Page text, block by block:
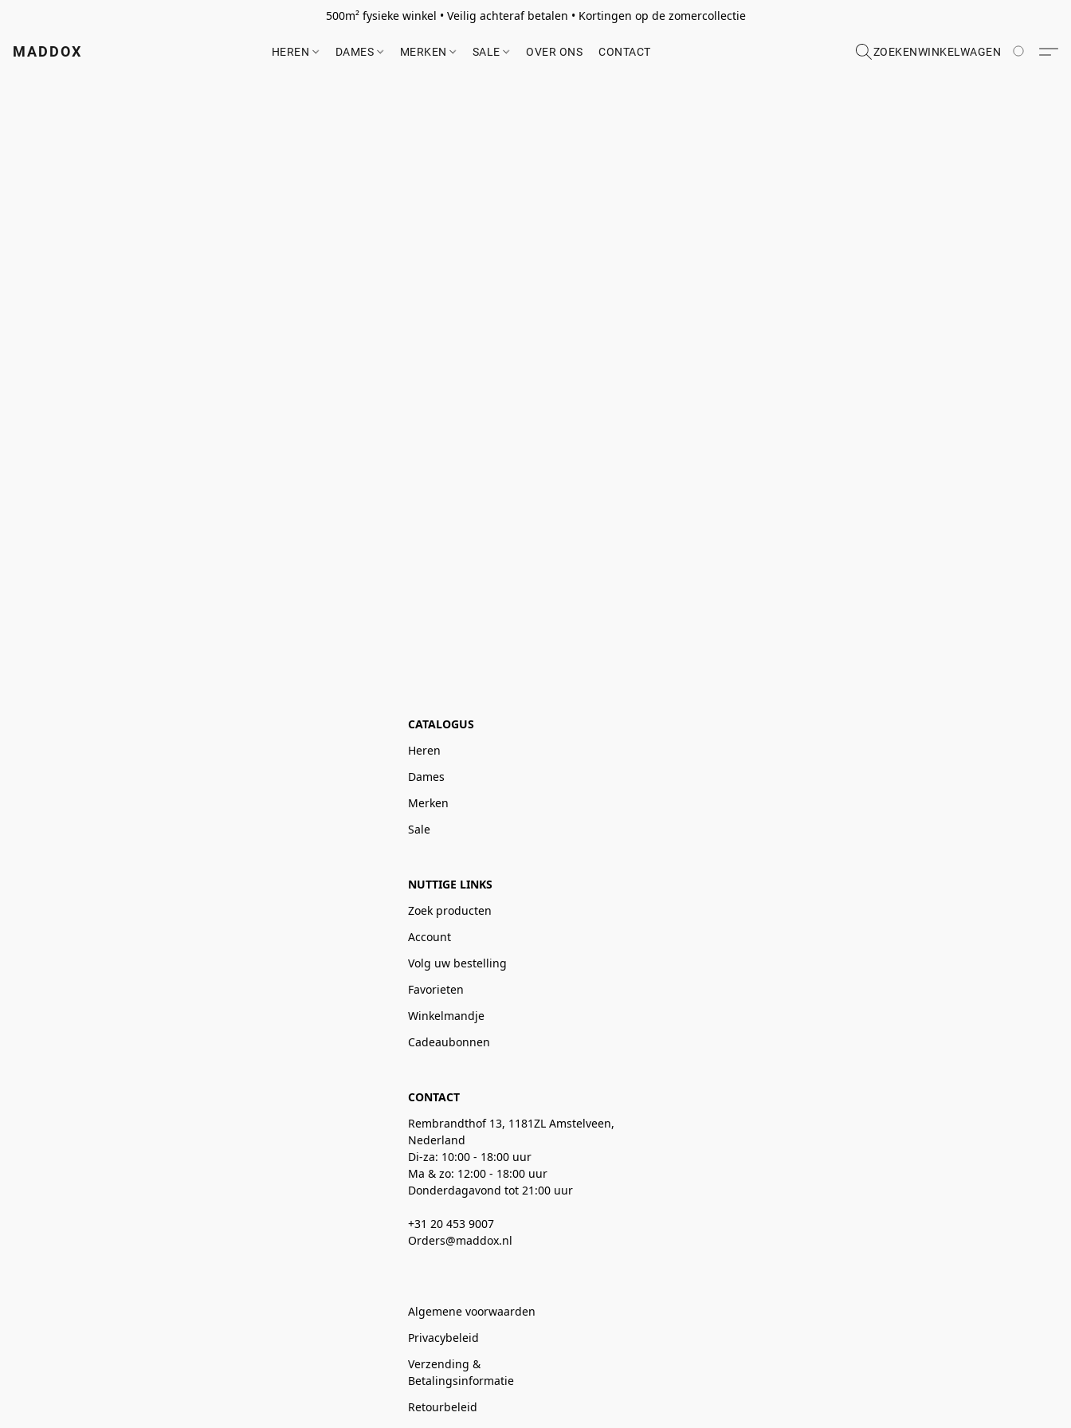
500m² fysieke winkel • Veilig achteraf betalen • Kortingen op de zomercollectie
MADDOX HEREN DAMES MERKEN SALE OVER ONS CONTACT ZOEKENWINKELWAGEN
CATALOGUS
Heren
Dames
Merken
Sale
NUTTIGE LINKS
Zoek producten
Account
Volg uw bestelling
Favorieten
Winkelmandje
Cadeaubonnen
CONTACT
Rembrandthof 13, 1181ZL Amstelveen,
Nederland
Di-za: 10:00 - 18:00 uur
Ma & zo: 12:00 - 18:00 uur
Donderdagavond tot 21:00 uur
+31 20 453 9007
Orders@maddox.nl
Algemene voorwaarden
Privacybeleid
Verzending &
Betalingsinformatie
Retourbeleid